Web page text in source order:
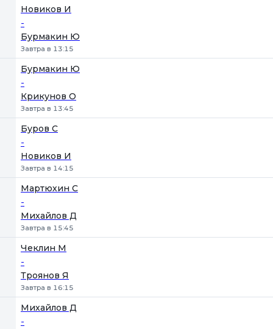
Новиков И
-
Бурмакин Ю
Завтра в 13:15
Бурмакин Ю
-
Крикунов О
Завтра в 13:45
Буров С
-
Новиков И
Завтра в 14:15
Мартюхин С
-
Михайлов Д
Завтра в 15:45
Чеклин М
-
Троянов Я
Завтра в 16:15
Михайлов Д
-